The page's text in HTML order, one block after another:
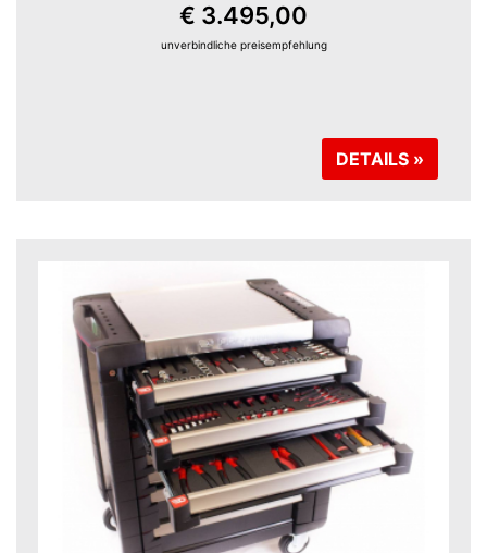
€ 3.495,00
unverbindliche preisempfehlung
DETAILS »